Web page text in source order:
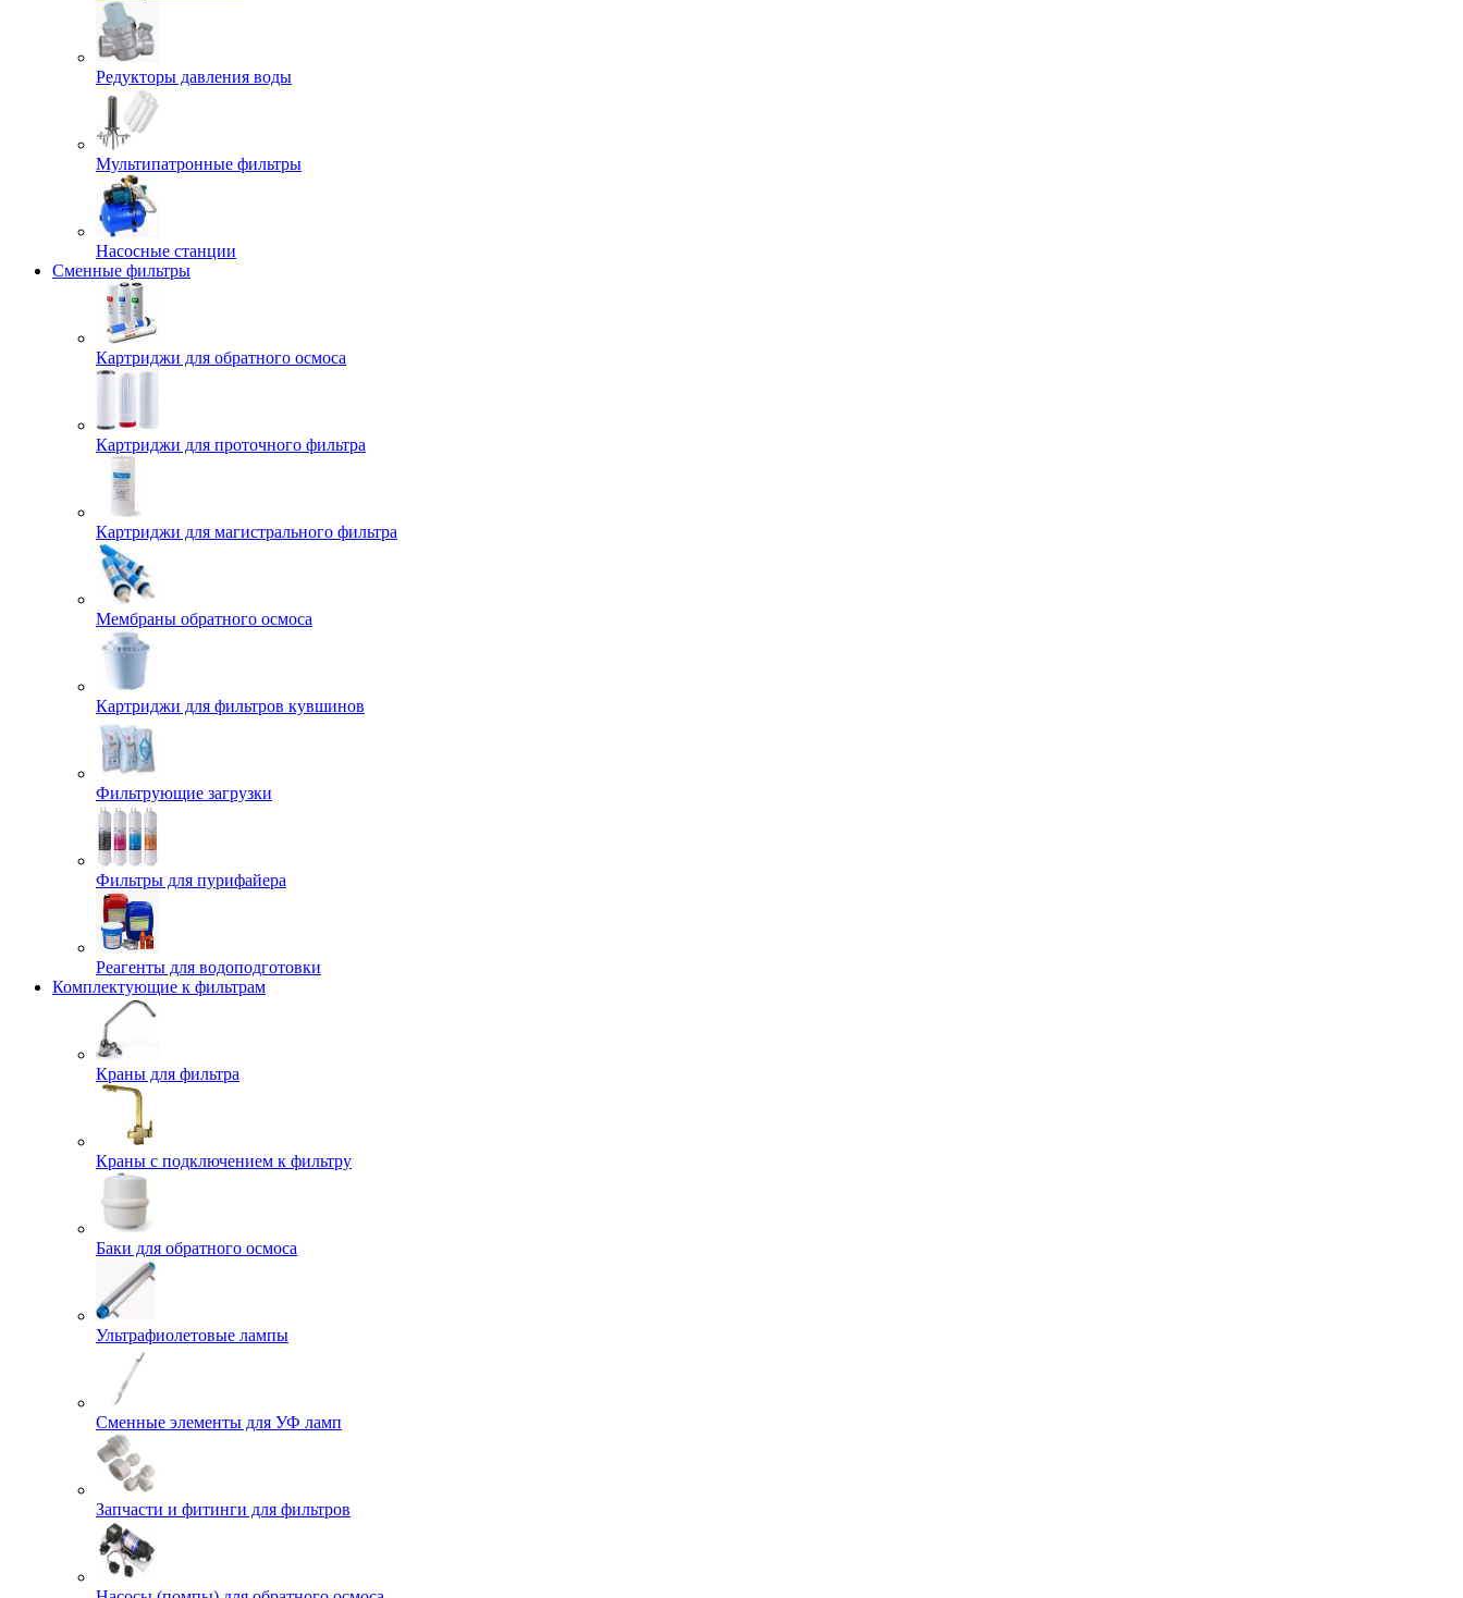
Редукторы давления воды
Мультипатронные фильтры
Насосные станции
Сменные фильтры
Картриджи для обратного осмоса
Картриджи для проточного фильтра
Картриджи для магистрального фильтра
Мембраны обратного осмоса
Картриджи для фильтров кувшинов
Фильтрующие загрузки
Фильтры для пурифайера
Реагенты для водоподготовки
Комплектующие к фильтрам
Краны для фильтра
Краны с подключением к фильтру
Баки для обратного осмоса
Ультрафиолетовые лампы
Сменные элементы для УФ ламп
Запчасти и фитинги для фильтров